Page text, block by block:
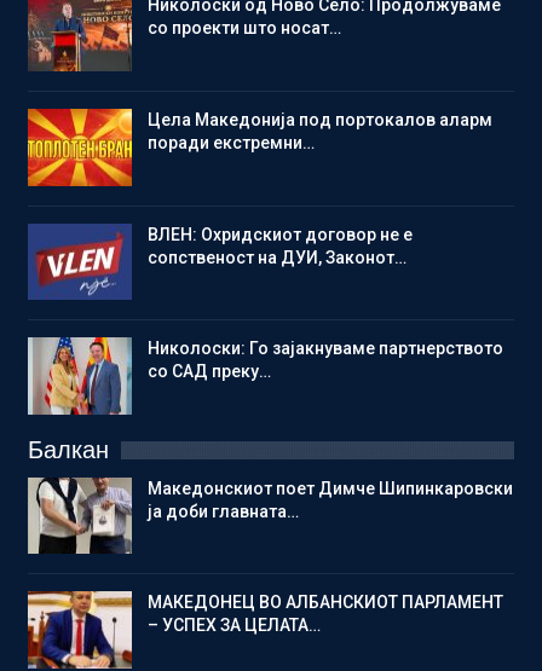
Николоски од Ново Село: Продолжуваме
со проекти што носат…
Цела Македонија под портокалов аларм
поради екстремни…
ВЛЕН: Охридскиот договор не е
сопственост на ДУИ, Законот…
Николоски: Го зајакнуваме партнерството
со САД преку…
Балкан
Македонскиот поет Димче Шипинкаровски
ја доби главната…
МАКЕДОНЕЦ ВО АЛБАНСКИОТ ПАРЛАМЕНТ
– УСПЕХ ЗА ЦЕЛАТА…